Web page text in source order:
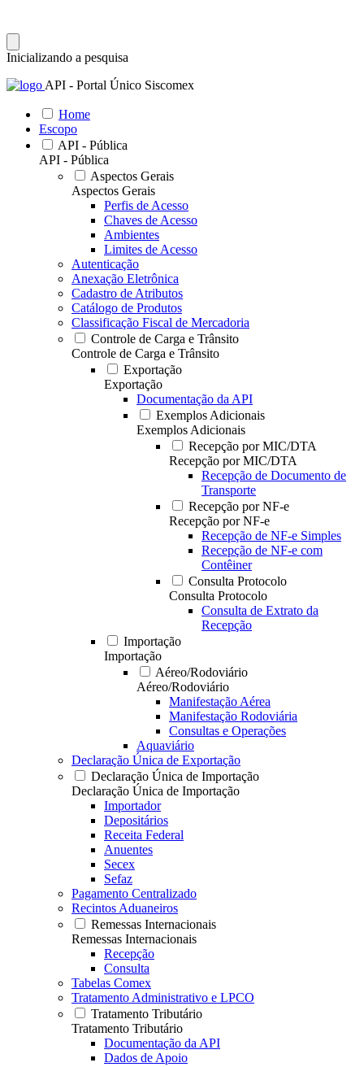
Inicializando a pesquisa
API - Portal Único Siscomex
Home
Escopo
API - Pública
API - Pública
Aspectos Gerais
Aspectos Gerais
Perfis de Acesso
Chaves de Acesso
Ambientes
Limites de Acesso
Autenticação
Anexação Eletrônica
Cadastro de Atributos
Catálogo de Produtos
Classificação Fiscal de Mercadoria
Controle de Carga e Trânsito
Controle de Carga e Trânsito
Exportação
Exportação
Documentação da API
Exemplos Adicionais
Exemplos Adicionais
Recepção por MIC/DTA
Recepção por MIC/DTA
Recepção de Documento de
Transporte
Recepção por NF-e
Recepção por NF-e
Recepção de NF-e Simples
Recepção de NF-e com
Contêiner
Consulta Protocolo
Consulta Protocolo
Consulta de Extrato da
Recepção
Importação
Importação
Aéreo/Rodoviário
Aéreo/Rodoviário
Manifestação Aérea
Manifestação Rodoviária
Consultas e Operações
Aquaviário
Declaração Única de Exportação
Declaração Única de Importação
Declaração Única de Importação
Importador
Depositários
Receita Federal
Anuentes
Secex
Sefaz
Pagamento Centralizado
Recintos Aduaneiros
Remessas Internacionais
Remessas Internacionais
Recepção
Consulta
Tabelas Comex
Tratamento Administrativo e LPCO
Tratamento Tributário
Tratamento Tributário
Documentação da API
Dados de Apoio